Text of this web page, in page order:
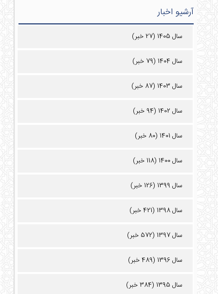
آرشیو اخبار
سال 1405 (27 خبر)
سال 1404 (79 خبر)
سال 1403 (87 خبر)
سال 1402 (94 خبر)
سال 1401 (80 خبر)
سال 1400 (118 خبر)
سال 1399 (126 خبر)
سال 1398 (421 خبر)
سال 1397 (572 خبر)
سال 1396 (489 خبر)
سال 1395 (384 خبر)